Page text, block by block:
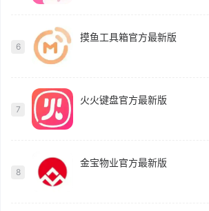
6
摸鱼工具箱官方最新版
7
火火键盘官方最新版
8
金宝物业官方最新版